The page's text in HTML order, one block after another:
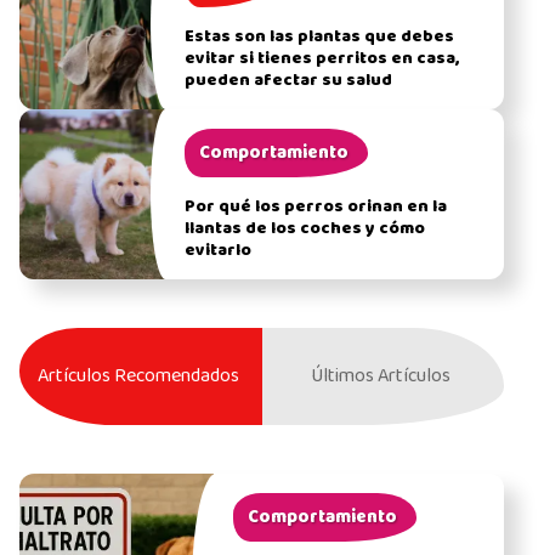
Estas son las plantas que debes
evitar si tienes perritos en casa,
pueden afectar su salud
Comportamiento
Por qué los perros orinan en la
llantas de los coches y cómo
evitarlo
Artículos Recomendados Últimos Artículos
Comportamiento